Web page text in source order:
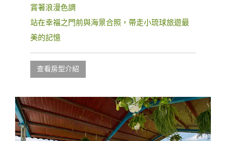
賞著浪漫色調
站在幸福之門前與海景合照，帶走小琉球旅遊最
美的記憶
查看房型介紹